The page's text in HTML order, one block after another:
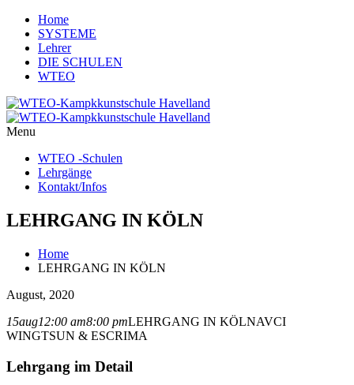
Home
SYSTEME
Lehrer
DIE SCHULEN
WTEO
Menu
WTEO -Schulen
Lehrgänge
Kontakt/Infos
LEHRGANG IN KÖLN
Home
LEHRGANG IN KÖLN
August, 2020
15aug12:00 am8:00 pmLEHRGANG IN KÖLNAVCI
WINGTSUN & ESCRIMA
Lehrgang im Detail